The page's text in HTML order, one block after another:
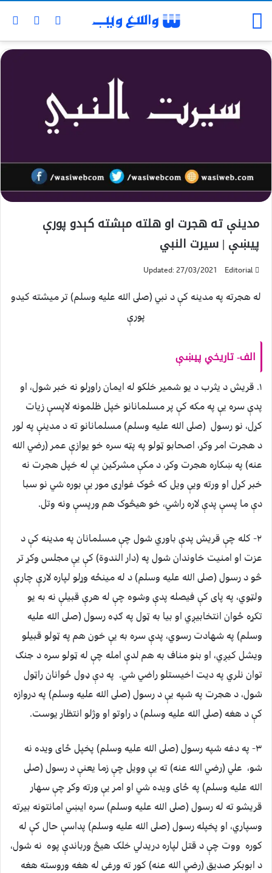
مدینې ته هجرت او هلته مېشته کېدو پورې
پیښې | سیرت النبي
Editorial
Updated: 27/03/2021
له هجرته په مدينه کې د نبي (صلى الله عليه وسلم) تر ميشته کيدو
پورې
الف- تاريخي پيښې
١. قريش د يثرب د يو شمير خلکو له ايمان راوړلو نه خبر شول، او
پدې سره يې په مکه کې پر مسلمانانو خپل ظلمونه لاپسې زيات
کړل، نو رسول (صلى الله عليه وسلم) مسلمانانو ته د مدينې په لور
د هجرت امر وکړ، اصحابو ټولو په پټه سره خو يوازې عمر (رضي الله
عنه) په ښکاره هجرت وکړ، د مکې مشرکين يې له خپل هجرت نه
خبر کړل او ورته ويې ويل که څوک غواړى مور يې بوره شي نو سبا
دې ما پسې پدې لاره راشي، خو هيڅوک هم ورپسې ونه وتل.
٢- کله چې قريش پدې باوري شول چې مسلمانان په مدينه کې د
عزت او امنيت خاوندان شول په (دار الندوة) کې يې مجلس وکړ تر
څو د رسول (صلى الله عليه وسلم) د له مينځه وړلو لپاره لارې چارې
ولټوي، په پاى کې فيصله پدې وشوه چې له هرې قبيلې نه به يو
تکړه ځوان انتخابيږي او بيا به ټول په ګډه رسول (صلى الله عليه
وسلم) په شهادت رسوي، پدې سره به يې خون هم په ټولو قبيلو
ويشل کيږي، او بنو مناف به هم لدې امله چې له ټولو سره د جنګ
توان نلري په ديت اخيستلو راضي شي. په دې ډول ځوانان راټول
شول، د هجرت په شپه يې د رسول (صلى الله عليه وسلم) په دروازه
کې د هغه (صلى الله عليه وسلم) د راوتو او وژلو انتظار يوست.
٣- په دغه شپه رسول (صلى الله عليه وسلم) پخپل ځاى ويده نه
شو، علي (رضي الله عنه) ته يې وويل چې زما يعنې د رسول (صلى
الله عليه وسلم) په ځاى ويده شي او امر يې ورته وکړ چې سهار
قريشو ته له رسول (صلى الله عليه وسلم) سره ايښي امانتونه بيرته
وسپاري، او پخپله رسول (صلى الله عليه وسلم) پداسې حال کې له
کوره ووت چې د قتل لپاره دريدلي خلک هيڅ ورباندې پوه نه شول،
د ابوبکر صديق (رضي الله عنه) کور ته ورغى له هغه وروسته هغه